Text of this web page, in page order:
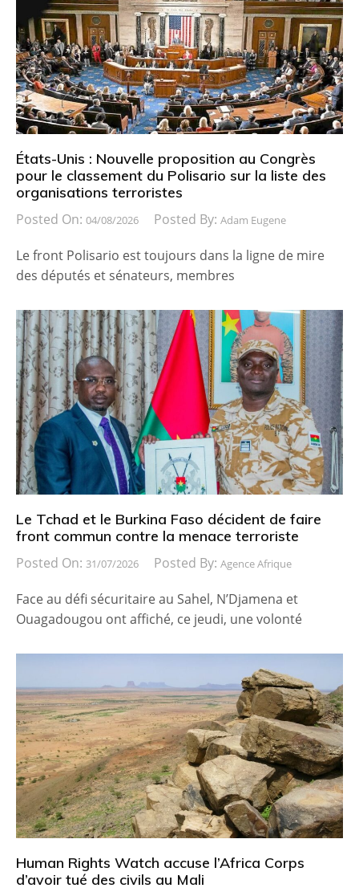
États-Unis : Nouvelle proposition au Congrès
pour le classement du Polisario sur la liste des
organisations terroristes
Posted On: 04/08/2026 Posted By: Adam Eugene
Le front Polisario est toujours dans la ligne de mire
des députés et sénateurs, membres
Le Tchad et le Burkina Faso décident de faire
front commun contre la menace terroriste
Posted On: 31/07/2026 Posted By: Agence Afrique
Face au défi sécuritaire au Sahel, N’Djamena et
Ouagadougou ont affiché, ce jeudi, une volonté
Human Rights Watch accuse l’Africa Corps
d’avoir tué des civils au Mali